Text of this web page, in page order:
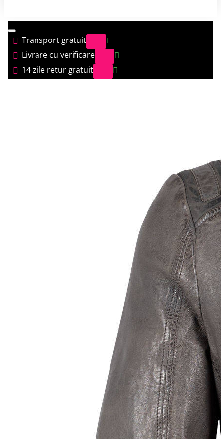
Transport gratuit
Livrare cu verificare
14 zile retur gratuit